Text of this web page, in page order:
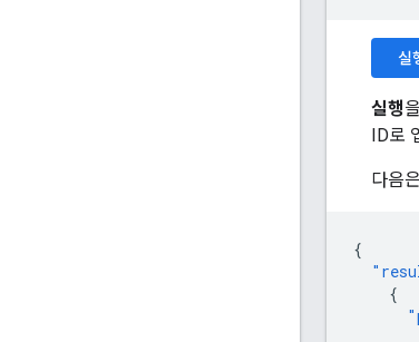
실
실행
ID로
다음
{
{